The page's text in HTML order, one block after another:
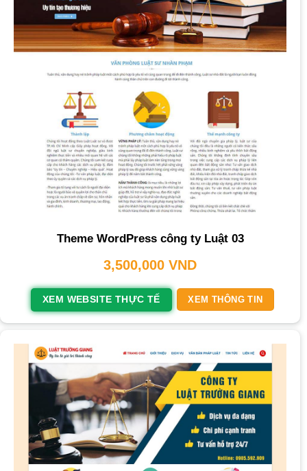
Theme WordPress công ty Luật 03
3,500,000 VND
XEM WEBSITE THỰC TẾ XEM THÔNG TIN